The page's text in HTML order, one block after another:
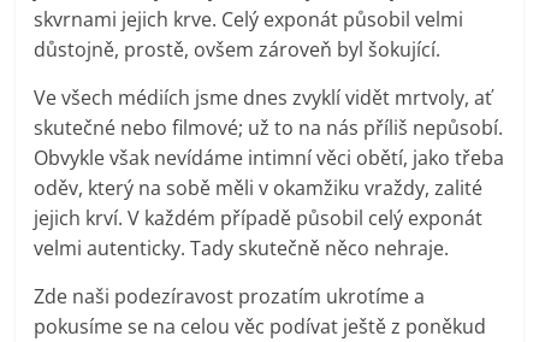
skvrnami jejich krve. Celý exponát působil velmi
důstojně, prostě, ovšem zároveň byl šokující.
Ve všech médiích jsme dnes zvyklí vidět mrtvoly, ať
skutečné nebo filmové; už to na nás příliš nepůsobí.
Obvykle však nevídáme intimní věci obětí, jako třeba
oděv, který na sobě měli v okamžiku vraždy, zalité
jejich krví. V každém případě působil celý exponát
velmi autenticky. Tady skutečně něco nehraje.
Zde naši podezíravost prozatím ukrotíme a
pokusíme se na celou věc podívat ještě z poněkud